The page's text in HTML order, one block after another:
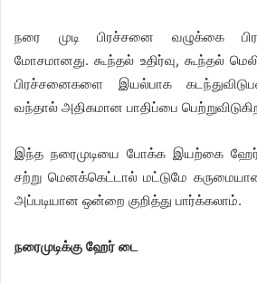
நரை முடி பிரச்சனை வழுக்கை
மோசமானது. கூந்தல் உதிர்வு, கூந்தல்
பிரச்சனைகளை இயல்பாக
வந்தால் அதிகமான பாதிப்பை
இந்த நரைமுடியை போக்க இயற்கை
சற்று மெனக்கெட்டால் மட்டுமே கருமையான
அப்படியான ஒன்றை குறித்து பார்க்கலாம்.
​நரைமுடிக்கு ஹேர் டை